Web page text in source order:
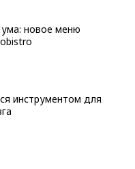
ума: новое меню
инструментом для